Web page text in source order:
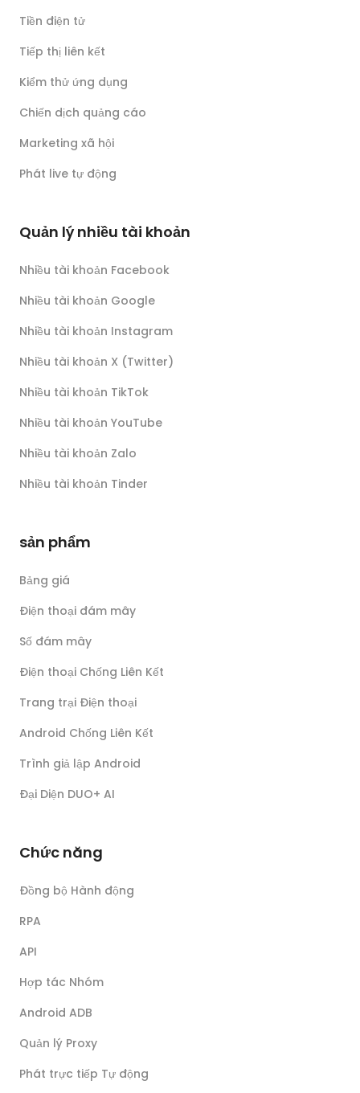
Tiền điện tử
Tiếp thị liên kết
Kiểm thử ứng dụng
Chiến dịch quảng cáo
Marketing xã hội
Phát live tự động
Quản lý nhiều tài khoản
Nhiều tài khoản Facebook
Nhiều tài khoản Google
Nhiều tài khoản Instagram
Nhiều tài khoản X (Twitter)
Nhiều tài khoản TikTok
Nhiều tài khoản YouTube
Nhiều tài khoản Zalo
Nhiều tài khoản Tinder
sản phẩm
Bảng giá
Điện thoại đám mây
Số đám mây
Điện thoại Chống Liên Kết
Trang trại Điện thoại
Android Chống Liên Kết
Trình giả lập Android
Đại Diện DUO+ AI
Chức năng
Đồng bộ Hành động
RPA
API
Hợp tác Nhóm
Android ADB
Quản lý Proxy
Phát trực tiếp Tự động